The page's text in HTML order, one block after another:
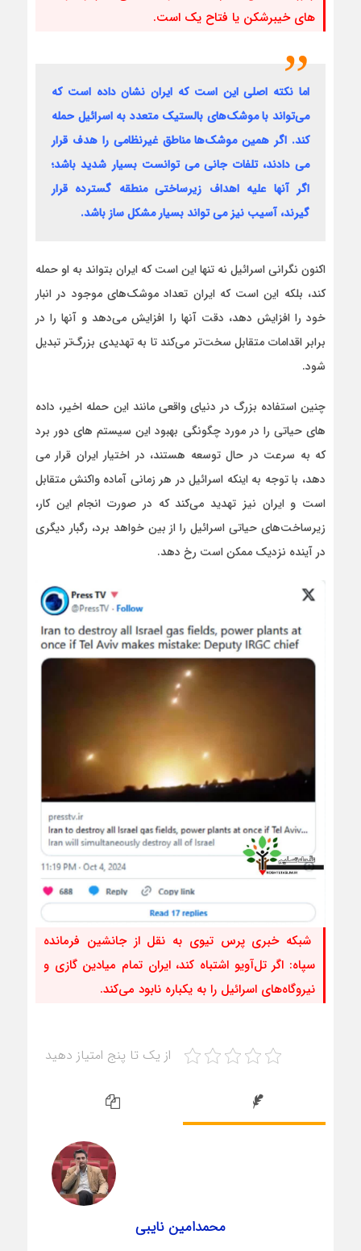
های خیبرشکن یا فتاح یک است.
اما نکته اصلی این است که ایران نشان داده است که
می‌تواند با موشک‌های بالستیک متعدد به اسرائیل حمله
کند. اگر همین موشک‌ها مناطق غیرنظامی را هدف قرار
می دادند، تلفات جانی می توانست بسیار شدید باشد؛
اگر آنها علیه اهداف زیرساختی منطقه گسترده قرار
گیرند، آسیب نیز می تواند بسیار مشکل ساز باشد.
اکنون نگرانی اسرائیل نه تنها این است که ایران بتواند به او حمله
کند، بلکه این است که ایران تعداد موشک‌های موجود در انبار
خود را افزایش دهد، دقت آنها را افزایش می‌دهد و آنها را در
برابر اقدامات متقابل سخت‌تر می‌کند تا به تهدیدی بزرگ‌تر تبدیل
شود.
چنین استفاده بزرگ در دنیای واقعی مانند این حمله اخیر، داده
های حیاتی را در مورد چگونگی بهبود این سیستم های دور برد
که به سرعت در حال توسعه هستند، در اختیار ایران قرار می
دهد، با توجه به اینکه اسرائیل در هر زمانی آماده واکنش متقابل
است و ایران نیز تهدید می‌کند که در صورت انجام این کار،
زیرساخت‌های حیاتی اسرائیل را از بین خواهد برد، رگبار دیگری
در آینده نزدیک ممکن است رخ دهد.
شبکه خبری پرس تیوی به نقل از جانشین فرمانده
سپاه: اگر تل‌آویو اشتباه کند، ایران تمام میادین گازی و
نیروگاه‌های اسرائیل را به یکباره نابود می‌کند.
از یک تا پنج امتیاز دهید
محمدامین نایبی